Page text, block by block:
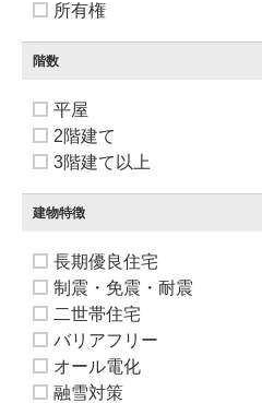
所有権
階数
平屋
2階建て
3階建て以上
建物特徴
長期優良住宅
制震・免震・耐震
二世帯住宅
バリアフリー
オール電化
融雪対策